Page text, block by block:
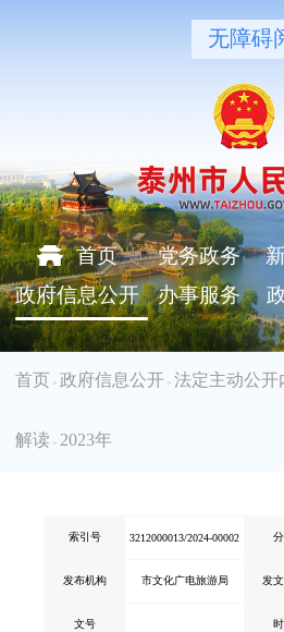
无障碍
首页 党务政务
政府信息公开
办事服务
首页 > 政府信息公开 > 法定主动公开
解读 > 2023年
索引号 3212000013/2024-00002
发布机构 市文化广电旅游局 发
文号